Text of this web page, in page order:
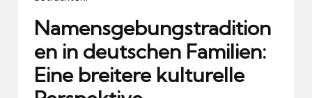
Namensgebungstradition
en in deutschen Familien:
Eine breitere kulturelle